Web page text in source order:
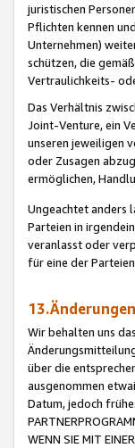
juristischen
Pflichten kennen
Unternehmen)
schützen, die
Vertraulichkeits-
Das Verhältnis
Joint-Venture, ein
unseren jeweiligen
oder Zusagen
ermöglichen,
Ungeachtet anders
Parteien in
veranlasst oder
für eine der
13.Änderungen
Wir behalten uns
über die
ausgenommen
Datum, jedoch
WENN SIE MIT